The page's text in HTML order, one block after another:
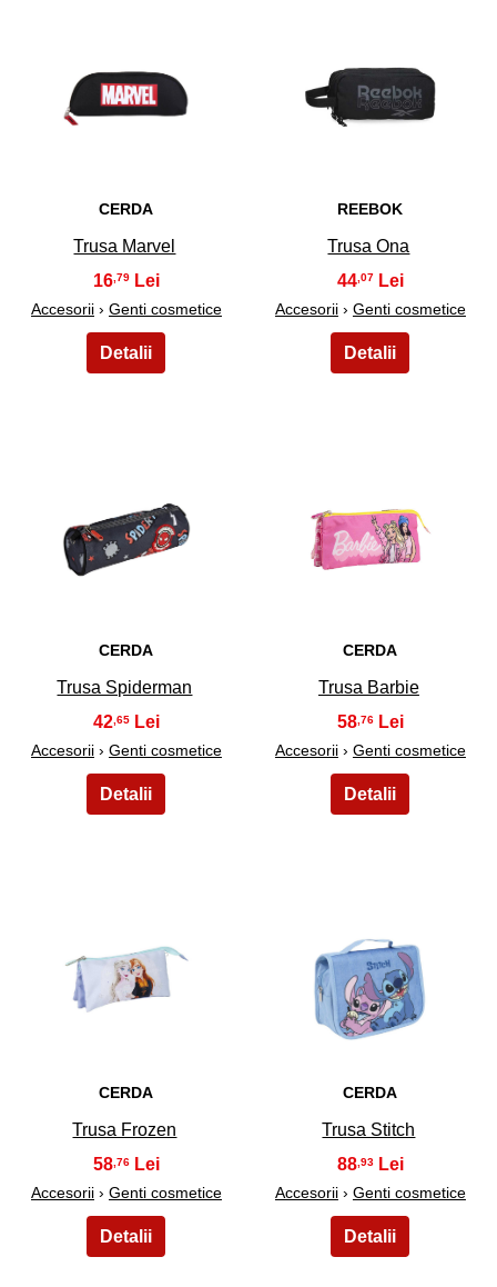
21
CERDA
Trusa Marvel
16,79
Accesorii› Genti cosmetice
22
REEBOK
Trusa Ona
44,07
Accesorii› Genti cosmetice
23
CERDA
Trusa Spiderman
42 ,65
Accesorii› Genti cosmetice
24
CERDA
Trusa Barbie
58 ,76
Accesorii› Genti cosmetice
25
CERDA
Trusa Frozen
58 ,76
Accesorii› Genti cosmetice
26
CERDA
Trusa Stitch
88 ,93
Accesorii› Genti cosmetice